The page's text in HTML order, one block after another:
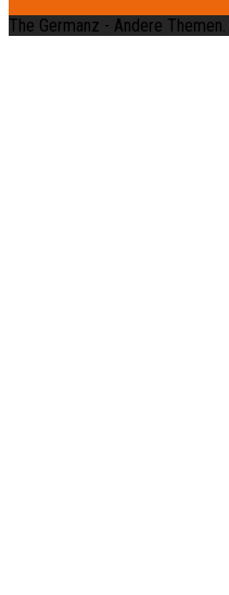
The Germanz - Andere